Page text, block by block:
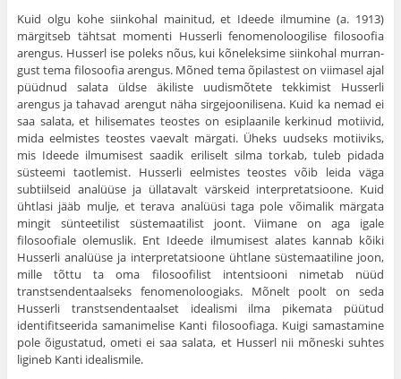
Kuid olgu kohe siinkohal mainitud, et Ideede ilmumine (a. 1913)
märgitseb tähtsat momenti Husserli fenomenoloogilise filosoofia
arengus. Husserl ise poleks nõus, kui kõneleksime siinkohal murran­
gust tema filosoofia arengus. Mõned tema õpilastest on viimasel ajal
püüdnud salata üldse äkiliste uudismõtete tekkimist Husserli
arengus ja tahavad arengut näha sirgejoonilisena. Kuid ka nemad ei
saa salata, et hilisemates teostes on esiplaanile kerkinud motiivid,
mida eelmistes teostes vaevalt märgati. Üheks uudseks motiiviks,
mis Ideede ilmu­misest saadik eriliselt silma torkab, tuleb pidada
süsteemi taot­lemist. Husserli eelmistes teostes võib leida väga
subtiilseid ana­lüüse ja üllatavalt värskeid interpretatsioone. Kuid
ühtlasi jääb mulje, et terava analüüsi taga pole võimalik märgata
mingit süntee­tilist süstemaatilist joont. Viimane on aga igale
filosoofiale olemus­lik. Ent Ideede ilmumisest alates kannab kõiki
Husserli analüüse ja interpretatsioone ühtlane süstemaatiline joon,
mille tõttu ta oma filo­soofilist intentsiooni nimetab nüüd
transtsendentaalseks fenomenoloogiaks. Mõnelt poolt on seda
Husserli transtsen­dentaalset idealismi ilma pikemata püütud
identifitseerida samanime­lise Kanti filosoofiaga. Kuigi samastamine
pole õigustatud, ometi ei saa salata, et Husserl nii mõneski suhtes
ligineb Kanti idealismile.